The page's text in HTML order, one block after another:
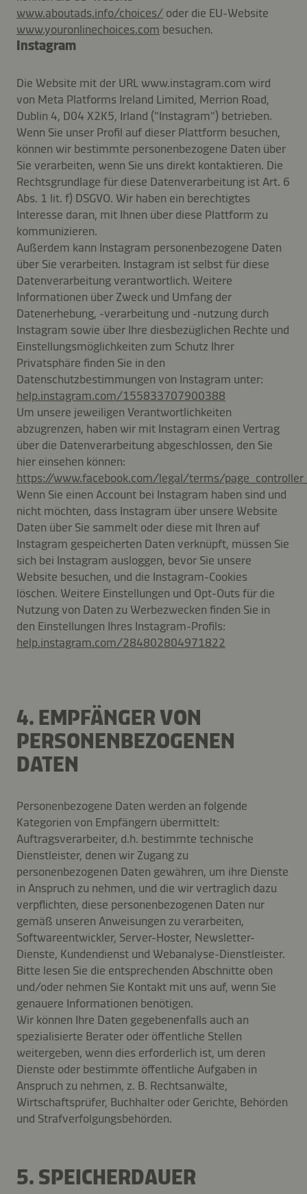
www.aboutads.info/choices/ oder die EU-Website
www.youronlinechoices.com besuchen.
Instagram
Die Website mit der URL www.instagram.com wird
von Meta Platforms Ireland Limited, Merrion Road,
Dublin 4, D04 X2K5, Irland ("Instagram") betrieben.
Wenn Sie unser Profil auf dieser Plattform besuchen,
können wir bestimmte personenbezogene Daten über
Sie verarbeiten, wenn Sie uns direkt kontaktieren. Die
Rechtsgrundlage für diese Datenverarbeitung ist Art. 6
Abs. 1 lit. f) DSGVO. Wir haben ein berechtigtes
Interesse daran, mit Ihnen über diese Plattform zu
kommunizieren.
Außerdem kann Instagram personenbezogene Daten
über Sie verarbeiten. Instagram ist selbst für diese
Datenverarbeitung verantwortlich. Weitere
Informationen über Zweck und Umfang der
Datenerhebung, -verarbeitung und -nutzung durch
Instagram sowie über Ihre diesbezüglichen Rechte und
Einstellungsmöglichkeiten zum Schutz Ihrer
Privatsphäre finden Sie in den
Datenschutzbestimmungen von Instagram unter:
help.instagram.com/155833707900388
Um unsere jeweiligen Verantwortlichkeiten
abzugrenzen, haben wir mit Instagram einen Vertrag
über die Datenverarbeitung abgeschlossen, den Sie
hier einsehen können:
https://www.facebook.com/legal/terms/
Wenn Sie einen Account bei Instagram haben sind und
nicht möchten, dass Instagram über unsere Website
Daten über Sie sammelt oder diese mit Ihren auf
Instagram gespeicherten Daten verknüpft, müssen Sie
sich bei Instagram ausloggen, bevor Sie unsere
Website besuchen, und die Instagram-Cookies
löschen. Weitere Einstellungen und Opt-Outs für die
Nutzung von Daten zu Werbezwecken finden Sie in
den Einstellungen Ihres Instagram-Profils:
help.instagram.com/284802804971822
4. EMPFÄNGER VON
PERSONENBEZOGENEN
DATEN
Personenbezogene Daten werden an folgende
Kategorien von Empfängern übermittelt:
Auftragsverarbeiter, d.h. bestimmte technische
Dienstleister, denen wir Zugang zu
personenbezogenen Daten gewähren, um ihre Dienste
in Anspruch zu nehmen, und die wir vertraglich dazu
verpflichten, diese personenbezogenen Daten nur
gemäß unseren Anweisungen zu verarbeiten,
Softwareentwickler, Server-Hoster, Newsletter-
Dienste, Kundendienst und Webanalyse-Dienstleister.
Bitte lesen Sie die entsprechenden Abschnitte oben
und/oder nehmen Sie Kontakt mit uns auf, wenn Sie
genauere Informationen benötigen.
Wir können Ihre Daten gegebenenfalls auch an
spezialisierte Berater oder öffentliche Stellen
weitergeben, wenn dies erforderlich ist, um deren
Dienste oder bestimmte öffentliche Aufgaben in
Anspruch zu nehmen, z. B. Rechtsanwälte,
Wirtschaftsprüfer, Buchhalter oder Gerichte, Behörden
und Strafverfolgungsbehörden.
5. SPEICHERDAUER